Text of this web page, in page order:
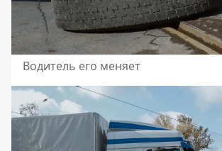
Водитель его меняет